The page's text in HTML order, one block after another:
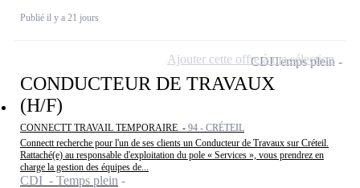
Publié il y a 21 jours
CONDUCTEUR DE TRAVAUX
(H/F)
CONNECTT TRAVAIL TEMPORAIRE - 94 - CRÉTEIL
Connectt recherche pour l'un de ses clients un Conducteur de Travaux sur Créteil.
Rattaché(e) au responsable d'exploitation du pole « Services », vous prendrez en
charge la gestion des équipes de...
CDI - Temps plein
CDITemps plein
Ajouter cette offre à ma sélection